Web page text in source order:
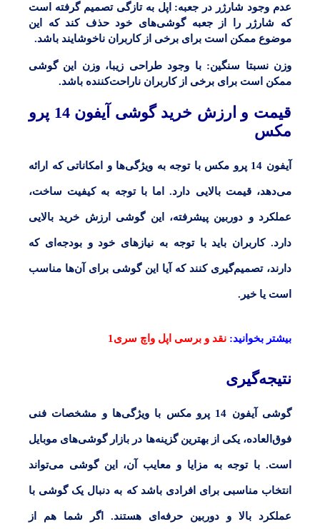
عدم وجود شارژر در جعبه: اپل به تازگی تصمیم گرفته است
که شارژر را از جعبه گوشی‌های خود حذف کند که این
موضوع ممکن است برای برخی از کاربران ناخوشایند باشد.
وزن نسبتا سنگین: با وجود طراحی زیبا، وزن این گوشی
ممکن است برای برخی از کاربران ناراحت‌کننده باشد.
قیمت و ارزش خرید گوشی آیفون 14 پرو
مکس
آیفون 14 پرو مکس با توجه به ویژگی‌ها و امکاناتی که ارائه
می‌دهد، قیمت بالایی دارد. اما با توجه به کیفیت ساخت،
عملکرد و دوربین پیشرفته، این گوشی ارزش خرید بالایی
دارد. کاربران باید با توجه به نیازهای خود و بودجه‌ای که
دارند، تصمیم‌گیری کنند که آیا این گوشی برای آن‌ها مناسب
است یا خیر.
بیشتر بخوانید: نقد و‌ برسی اپل واچ سری1
نتیجه‌گیری
گوشی آیفون 14 پرو مکس با ویژگی‌ها و مشخصات فنی
فوق‌العاده، یکی از بهترین گزینه‌ها در بازار گوشی‌های موبایل
است. با توجه به مزایا و معایب آن، این گوشی می‌تواند
انتخاب مناسبی برای افرادی باشد که به دنبال یک گوشی با
عملکرد بالا و دوربین حرفه‌ای هستند. اگر شما هم از